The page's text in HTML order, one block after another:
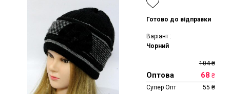
Готово до відправки
Варіант :
Чорний
104 ₴
Оптова 68 ₴
Супер Опт
55 ₴